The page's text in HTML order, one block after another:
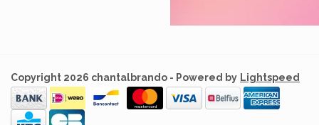
Copyright 2026 chantalbrando - Powered by Lightspeed